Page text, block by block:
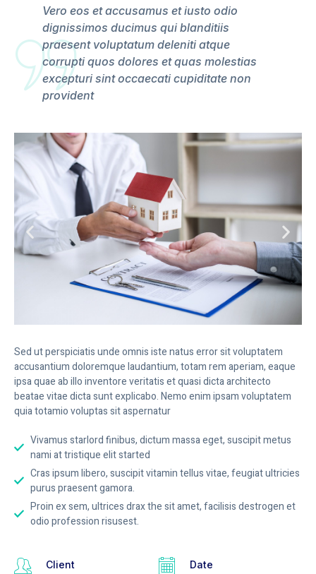
Vero eos et accusamus et iusto odio
dignissimos ducimus qui blanditiis
praesent voluptatum deleniti atque
corrupti quos dolores et quas molestias
excepturi sint occaecati cupiditate non
provident
Sed ut perspiciatis unde omnis iste natus error sit voluptatem
accusantium doloremque laudantium, totam rem aperiam, eaque
ipsa quae ab illo inventore veritatis et quasi dicta architecto
beatae vitae dicta sunt explicabo. Nemo enim ipsam voluptatem
quia totamio voluptas sit aspernatur
Vivamus starlord finibus, dictum massa eget, suscipit metus
nami at tristique elit started
Cras ipsum libero, suscipit vitamin tellus vitae, feugiat ultricies
purus praesent gamora.
Proin ex sem, ultrices drax the sit amet, facilisis destrogen et
odio profession risusest.
Client Date